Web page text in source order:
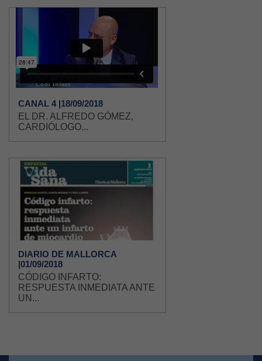
CANAL 4 |18/09/2018
EL DR. ALFREDO GÓMEZ,
CARDIÓLOGO...
DIARIO DE MALLORCA
|01/09/2018
CÓDIGO INFARTO:
RESPUESTA INMEDIATA ANTE
UN...